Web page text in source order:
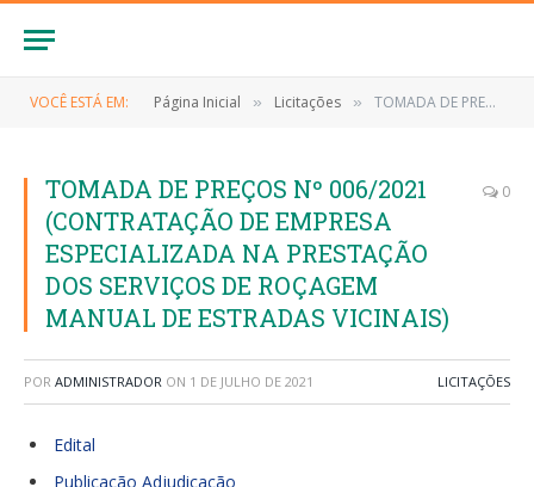
VOCÊ ESTÁ EM: Página Inicial » Licitações » TOMADA DE PREÇOS Nº 006/2021 (CONTRATAÇÃO DE EMPRESA ESPECIALIZADA NA PRESTAÇÃO DOS SERVIÇOS DE ROÇAGEM MANUAL DE ESTRADAS VICINAIS)
TOMADA DE PREÇOS Nº 006/2021
(CONTRATAÇÃO DE EMPRESA
ESPECIALIZADA NA PRESTAÇÃO
DOS SERVIÇOS DE ROÇAGEM
MANUAL DE ESTRADAS VICINAIS)
0
POR ADMINISTRADOR ON 1 DE JULHO DE 2021 LICITAÇÕES
Edital
Publicação Adjudicação